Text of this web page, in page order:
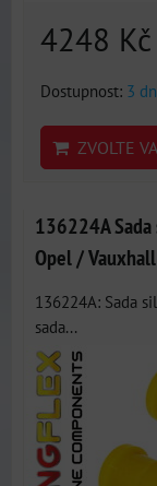
4248 Kč
Dostupnost: 3
ZVOLTE
136224A
Opel /
136224A: Sada
sada...